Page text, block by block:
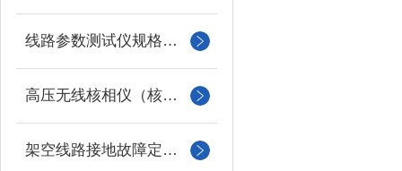
线路参数测试仪规格型号
高压无线核相仪（核相器）
架空线路接地故障定位仪